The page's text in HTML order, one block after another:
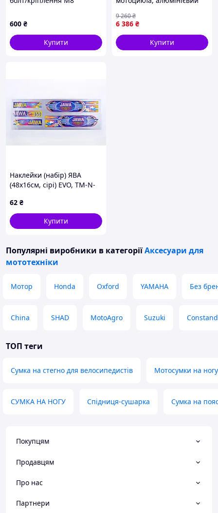
600 ₴
Купити
двома замками 57л
6 386 ₴
9 260₴
Купити
Наклейки (набір) ЯВА
(48х16см, сірі) EVO, TM-N-
62 ₴
Купити
Популярні виробники в категоріїАксесуари для
мототехніки
Мотор Honda Oxford YAMAHA Без
China SHAD MotoAgro Suzuki
ТОП теги
Сумка на стегно для велосипедистів Мотосумки на ногу
СУМКА НА НОГУ Спідниця-сушарка Сумка на
Покупцям
Продавцям
Про нас
Партнери